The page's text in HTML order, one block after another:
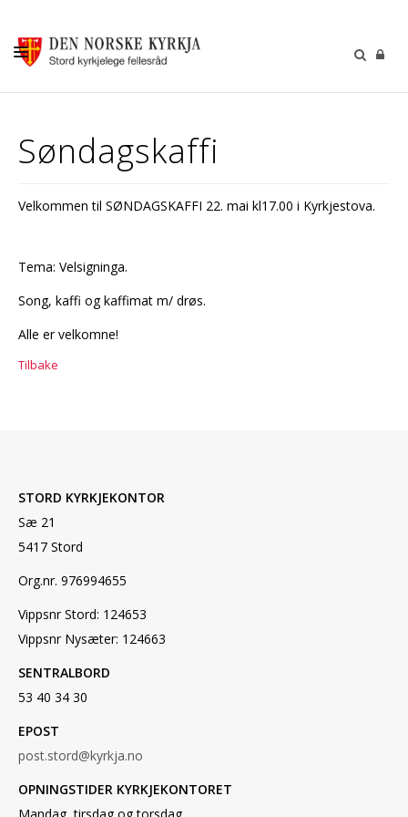
GUDSTENESTER
GI EI GÅVE
Søndagskaffi
Velkommen til SØNDAGSKAFFI 22. mai kl17.00 i Kyrkjestova.
Tema: Velsigninga.
Song, kaffi og kaffimat m/ drøs.
Alle er velkomne!
Tilbake
STORD KYRKJEKONTOR
Sæ 21
5417 Stord
Org.nr. 976994655
Vippsnr Stord: 124653
Vippsnr Nysæter: 124663
SENTRALBORD
53 40 34 30
EPOST
post.stord@kyrkja.no
OPNINGSTIDER KYRKJEKONTORET